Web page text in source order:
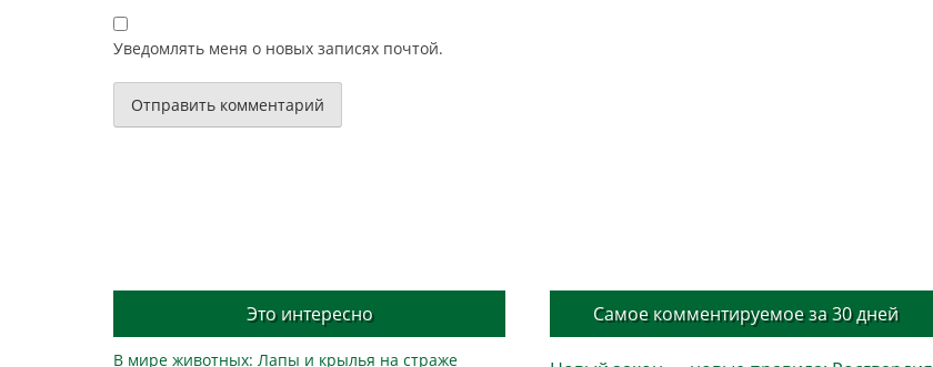
Уведомлять меня о новых записях почтой.
Это интересно
В мире животных: Лапы и крылья на страже
Самое комментируемое за 30 дней